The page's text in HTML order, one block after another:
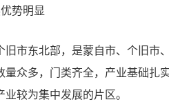
势明显
旧市东北部，是蒙自市、个旧市
众多，门类齐全，产业基础扎
较为集中发展的片区。